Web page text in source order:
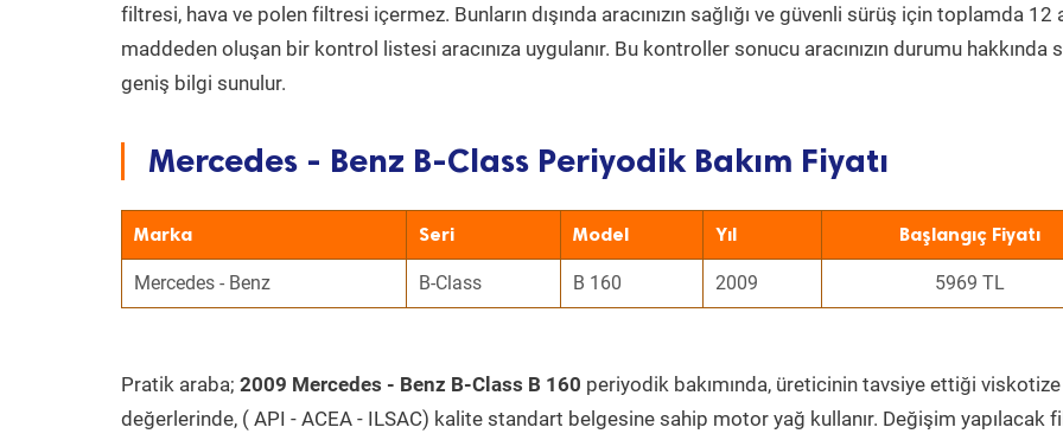
filtresi, hava ve polen filtresi içermez. Bunların dışında aracınızın sağlığı ve güvenli sürüş için toplamda 12
maddeden oluşan bir kontrol listesi aracınıza uygulanır. Bu kontroller sonucu aracınızın durumu hakkında
geniş bilgi sunulur.
Mercedes - Benz B-Class Periyodik Bakım Fiyatı
Marka Seri Model Yıl Başlangıç Fiyatı
Mercedes - Benz B-Class B 160 2009 5969 TL
Pratik araba; 2009 Mercedes - Benz B-Class B 160 periyodik bakımında, üreticinin tavsiye ettiği viskotize
değerlerinde, ( API - ACEA - ILSAC) kalite standart belgesine sahip motor yağ kullanır. Değişim yapılacak